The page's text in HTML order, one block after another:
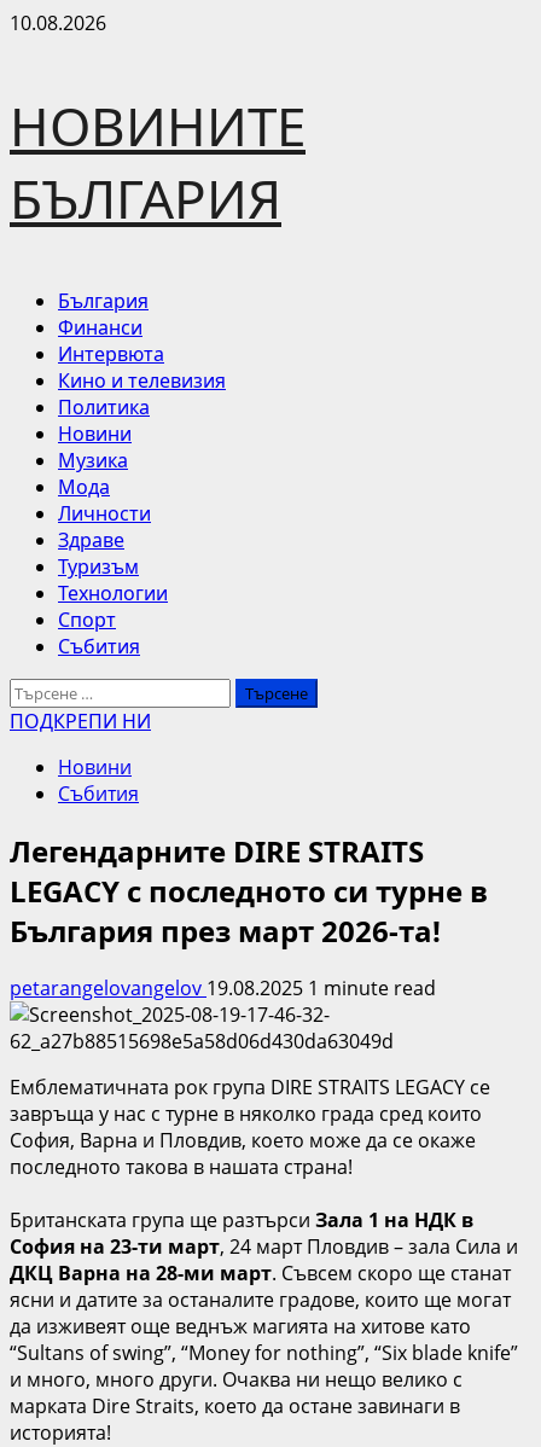
Skip
10.08.2026
НОВИНИТЕ
БЪЛГАРИЯ
Primary
Menu
България
Финанси
Интервюта
Кино и телевизия
Политика
Новини
Музика
Мода
Личности
Здраве
Туризъм
Технологии
Спорт
Събития
Търсене
за:
ПОДКРЕПИ НИ
Новини
Събития
Легендарните DIRE STRAITS
LEGACY с последното си турне в
България през март 2026-та!
petarangelovangelov 19.08.2025 1 minute read
Емблематичната рок група DIRE STRAITS LEGACY се
завръща у нас с турне в няколко града сред които
София, Варна и Пловдив, което може да се окаже
последното такова в нашата страна!
Британската група ще разтърси Зала 1 на НДК в
София на 23-ти март, 24 март Пловдив – зала Сила и
ДКЦ Варна на 28-ми март. Съвсем скоро ще станат
ясни и датите за останалите градове, които ще могат
да изживеят още веднъж магията на хитове като
“Sultans of swing”, “Money for nothing”, “Six blade knife”
и много, много други. Очаква ни нещо велико с
марката Dire Straits, което да остане завинаги в
историята!